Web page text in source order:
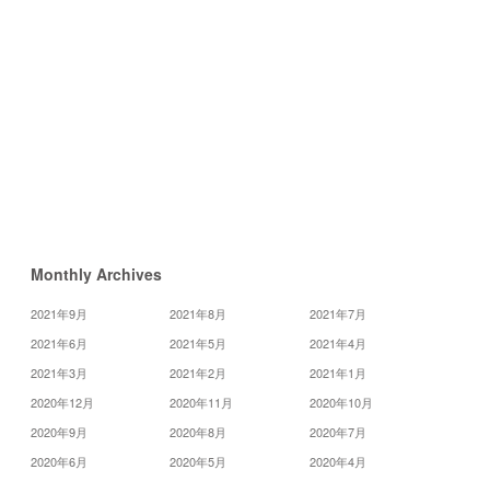
Monthly Archives
2021年9月 2021年8月
2021年7月
2021年6月
2021年5月
2021年4月
2021年3月
2021年2月
2021年1月
2020年12月
2020年11月
2020年10月
2020年9月
2020年8月
2020年7月
2020年6月
2020年5月
2020年4月